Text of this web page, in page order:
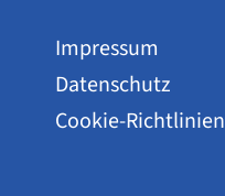
Impressum
Datenschutz
Cookie-Richtlinien